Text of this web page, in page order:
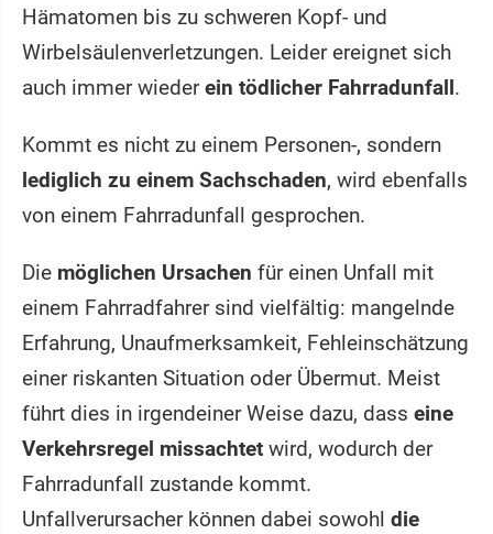
Hämatomen bis zu schweren Kopf- und
Wirbelsäulenverletzungen. Leider ereignet sich
auch immer wiederein tödlicher Fahrradunfall.
Kommt es nicht zu einem Personen-, sondern
lediglich zu einem Sachschaden, wird ebenfalls
von einem Fahrradunfall gesprochen.
Die möglichen Ursachen für einen Unfall mit
einem Fahrradfahrer sind vielfältig: mangelnde
Erfahrung, Unaufmerksamkeit, Fehleinschätzung
einer riskanten Situation oder Übermut. Meist
führt dies in irgendeiner Weise dazu, dass eine
Verkehrsregel missachtet wird, wodurch der
Fahrradunfall zustande kommt.
Unfallverursacher können dabei sowohl die